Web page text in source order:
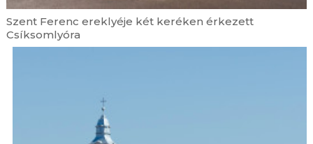
Szent Ferenc ereklyéje két keréken érkezett
Csíksomlyóra